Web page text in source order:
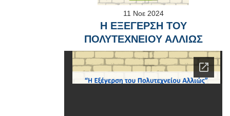
11 Νοε 2024
Η ΕΞΕΓΕΡΣΗ ΤΟΥ
ΠΟΛΥΤΕΧΝΕΙΟΥ ΑΛΛΙΩΣ